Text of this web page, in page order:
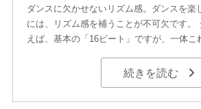
ダンスに欠かせないリズム感。ダンスを楽
には、リズム感を補うことが不可欠です。
えば、基本の「16ビート」ですが、一体
続きを読む